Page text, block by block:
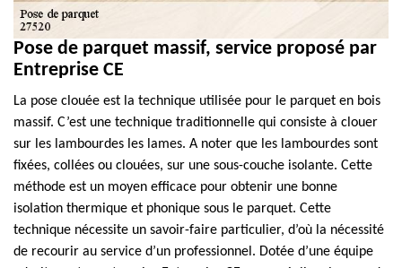
Pose de parquet massif, service proposé par
Entreprise CE
La pose clouée est la technique utilisée pour le parquet en bois
massif. C’est une technique traditionnelle qui consiste à clouer
sur les lambourdes les lames. A noter que les lambourdes sont
fixées, collées ou clouées, sur une sous-couche isolante. Cette
méthode est un moyen efficace pour obtenir une bonne
isolation thermique et phonique sous le parquet. Cette
technique nécessite un savoir-faire particulier, d’où la nécessité
de recourir au service d’un professionnel. Dotée d’une équipe